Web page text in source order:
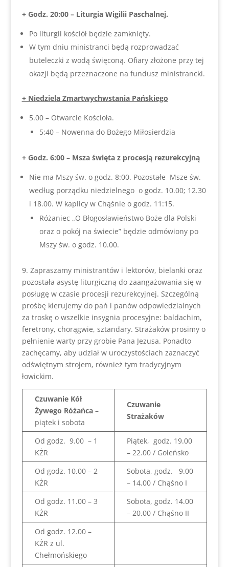
+ Godz. 20:00 – Liturgia Wigilii Paschalnej.
Po liturgii kościół będzie zamknięty.
W tym dniu ministranci będą rozprowadzać
buteleczki z wodą święconą. Ofiary złożone przy tej
okazji będą przeznaczone na fundusz ministrancki.
+ Niedziela Zmartwychwstania Pańskiego
5.00 – Otwarcie Kościoła.
5:40 – Nowenna do Bożego Miłosierdzia
+ Godz. 6:00 – Msza święta z procesją rezurekcyjną
Nie ma Mszy św. o godz. 8:00. Pozostałe Msze św.
według porządku niedzielnego o godz. 10.00; 12.30
i 18.00. W kaplicy w Chąśnie o godz. 11:15.
Różaniec „O Błogosławieństwo Boże dla Polski
oraz o pokój na świecie” będzie odmówiony po
Mszy św. o godz. 10.00.
9. Zapraszamy ministrantów i lektorów, bielanki oraz
pozostała asystę liturgiczną do zaangażowania się w
posługę w czasie procesji rezurekcyjnej. Szczególną
prośbę kierujemy do pań i panów odpowiedzialnych
za troskę o wszelkie insygnia procesyjne: baldachim,
feretrony, chorągwie, sztandary. Strażaków prosimy o
pełnienie warty przy grobie Pana Jezusa. Ponadto
zachęcamy, aby udział w uroczystościach zaznaczyć
odświętnym strojem, również tym tradycyjnym
łowickim.
Czuwanie Kół
Żywego Różańca–
piątek i sobota
Czuwanie
Strażaków
Od godz. 9.00 – 1
KŻR
Piątek, godz. 19.00
– 22.00 / Goleńsko
Od godz. 10.00 – 2
KŻR
Sobota, godz. 9.00
– 14.00 / Chąśno I
Od godz. 11.00 – 3
KŻR
Sobota, godz. 14.00
– 20.00 / Chąśno II
Od godz. 12.00 –
KŻR z ul.
Chełmońskiego